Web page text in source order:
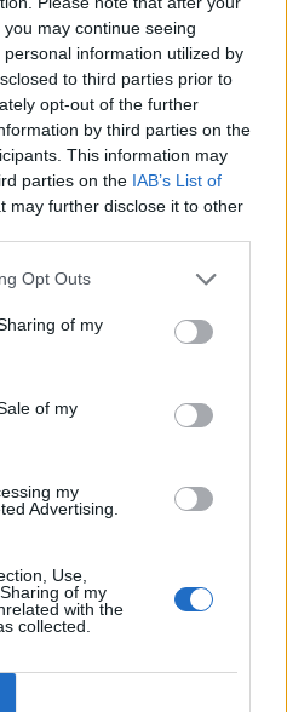
may continue seeing
information utilized by
to third parties prior to
opt-out of the further
by third parties on the
This information may
parties on the IAB’s List of
may further disclose it to other
Opt Outs
of my
of my
my
Advertising.
Use,
of my
with the
collected.
vízgyűjtőjére